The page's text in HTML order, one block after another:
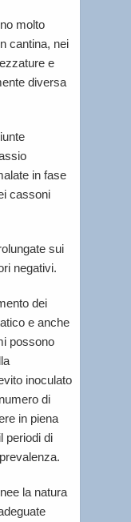
molto
cantina, nei
e
diversa
in fase
cassoni
sui
negativi.
dei
e anche
possono
inoculato
di
in piena
periodi di
la natura